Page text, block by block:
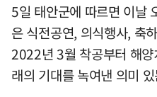
5일 태안군에 따르면 이날
은 식전공연, 의식행사, 축
2022년 3월 착공부터 해
래의 기대를 녹여낸 의미